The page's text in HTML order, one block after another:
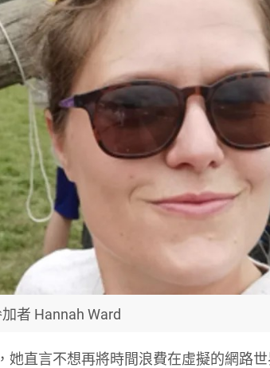
者 Hannah Ward
她直言不想再將時間浪費在虛擬的網路